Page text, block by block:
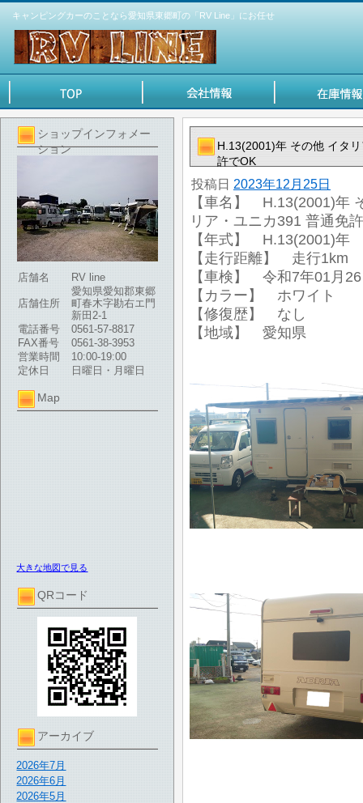
キャンピングカーのことなら愛知県東郷町の「RV Line」にお任せ
ショップインフォメー
ション
店舗名 RV line
店舗住所
愛知県愛知郡東郷
町春木字勘右エ門
新田2-1
電話番号
0561-57-8817
FAX番号
0561-38-3953
営業時間
10:00-19:00
定休日
日曜日・月曜日
Map
大きな地図で見る
QRコード
アーカイブ
2026年7月
2026年6月
2026年5月
H.13(2001)年 その他 イタ
許でOK
投稿日 2023年12月25日
【車名】 H.13(2001)年
リア・ユニカ391 普通免
【年式】 H.13(2001)年
【走行距離】 走行1km
【車検】 令和7年01月
【カラー】 ホワイト
【修復歴】 なし
【地域】 愛知県